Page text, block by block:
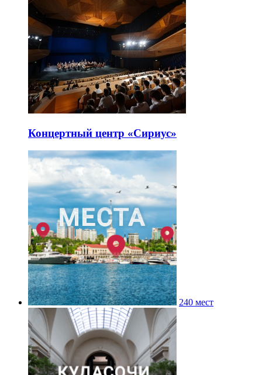
Концертный центр «Сириус»
240 мест